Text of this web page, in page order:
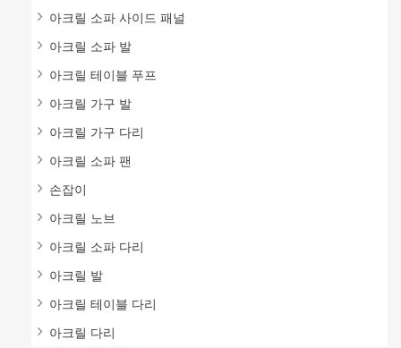
아크릴 소파 사이드 패널
아크릴 소파 발
아크릴 테이블 푸프
아크릴 가구 발
아크릴 가구 다리
아크릴 소파 팬
손잡이
아크릴 노브
아크릴 소파 다리
아크릴 발
아크릴 테이블 다리
아크릴 다리